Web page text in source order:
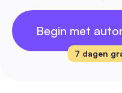
Begin met
7 dagen